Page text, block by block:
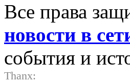
Все права
новости в
события и
Thanx: